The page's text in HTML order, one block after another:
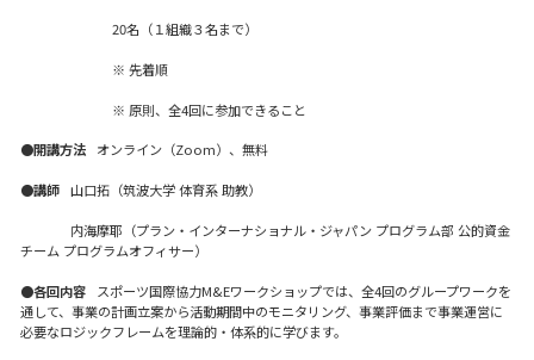
20名（１組織３名まで）
※ 先着順
※ 原則、全4回に参加できること
●開講方法 オンライン（Zoom）、無料
●講師 山口拓（筑波大学 体育系 助教）
内海摩耶（プラン・インターナショナル・ジャパン プログラム部 公的資金
チーム プログラムオフィサー）
●各回内容 スポーツ国際協力M&Eワークショップでは、全4回のグループワークを
通して、事業の計画立案から活動期間中のモニタリング、 事業評価まで事業運営に
必要なロジックフレームを理論的・体系的に学びます。